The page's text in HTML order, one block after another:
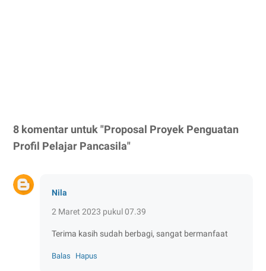
8 komentar untuk "Proposal Proyek Penguatan
Profil Pelajar Pancasila"
Nila
2 Maret 2023 pukul 07.39
Terima kasih sudah berbagi, sangat bermanfaat
Balas Hapus